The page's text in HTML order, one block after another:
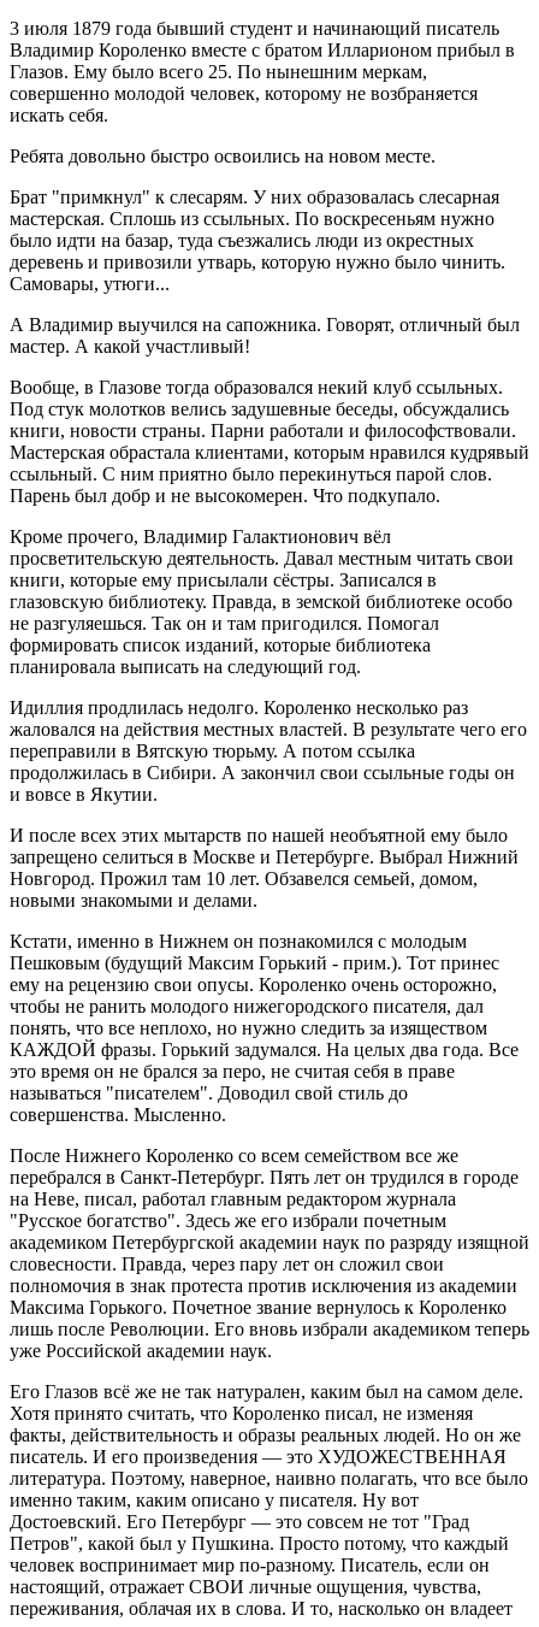
3 июля 1879 года бывший студент и начинающий писатель
Владимир Короленко вместе с братом Илларионом прибыл в
Глазов. Ему было всего 25. По нынешним меркам,
совершенно молодой человек, которому не возбраняется
искать себя.
Ребята довольно быстро освоились на новом месте.
Брат "примкнул" к слесарям. У них образовалась слесарная
мастерская. Сплошь из ссыльных. По воскресеньям нужно
было идти на базар, туда съезжались люди из окрестных
деревень и привозили утварь, которую нужно было чинить.
Самовары, утюги...
А Владимир выучился на сапожника. Говорят, отличный был
мастер. А какой участливый!
Вообще, в Глазове тогда образовался некий клуб ссыльных.
Под стук молотков велись задушевные беседы, обсуждались
книги, новости страны. Парни работали и философствовали.
Мастерская обрастала клиентами, которым нравился кудрявый
ссыльный. С ним приятно было перекинуться парой слов.
Парень был добр и не высокомерен. Что подкупало.
Кроме прочего, Владимир Галактионович вёл
просветительскую деятельность. Давал местным читать свои
книги, которые ему присылали сёстры. Записался в
глазовскую библиотеку. Правда, в земской библиотеке особо
не разгуляешься. Так он и там пригодился. Помогал
формировать список изданий, которые библиотека
планировала выписать на следующий год.
Идиллия продлилась недолго. Короленко несколько раз
жаловался на действия местных властей. В результате чего его
переправили в Вятскую тюрьму. А потом ссылка
продолжилась в Сибири. А закончил свои ссыльные годы он
и вовсе в Якутии.
И после всех этих мытарств по нашей необъятной ему было
запрещено селиться в Москве и Петербурге. Выбрал Нижний
Новгород. Прожил там 10 лет. Обзавелся семьей, домом,
новыми знакомыми и делами.
Кстати, именно в Нижнем он познакомился с молодым
Пешковым (будущий Максим Горький - прим.). Тот принес
ему на рецензию свои опусы. Короленко очень осторожно,
чтобы не ранить молодого нижегородского писателя, дал
понять, что все неплохо, но нужно следить за изяществом
КАЖДОЙ фразы. Горький задумался. На целых два года. Все
это время он не брался за перо, не считая себя в праве
называться "писателем". Доводил свой стиль до
совершенства. Мысленно.
После Нижнего Короленко со всем семейством все же
перебрался в Санкт-Петербург. Пять лет он трудился в городе
на Неве, писал, работал главным редактором журнала
"Русское богатство". Здесь же его избрали почетным
академиком Петербургской академии наук по разряду изящной
словесности. Правда, через пару лет он сложил свои
полномочия в знак протеста против исключения из академии
Максима Горького. Почетное звание вернулось к Короленко
лишь после Революции. Его вновь избрали академиком теперь
уже Российской академии наук.
Его Глазов всё же не так натурален, каким был на самом деле.
Хотя принято считать, что Короленко писал, не изменяя
факты, действительность и образы реальных людей. Но он же
писатель. И его произведения — это ХУДОЖЕСТВЕННАЯ
литература. Поэтому, наверное, наивно полагать, что все было
именно таким, каким описано у писателя. Ну вот
Достоевский. Его Петербург — это совсем не тот "Град
Петров", какой был у Пушкина. Просто потому, что каждый
человек воспринимает мир по-разному. Писатель, если он
настоящий, отражает СВОИ личные ощущения, чувства,
переживания, облачая их в слова. И то, насколько он владеет